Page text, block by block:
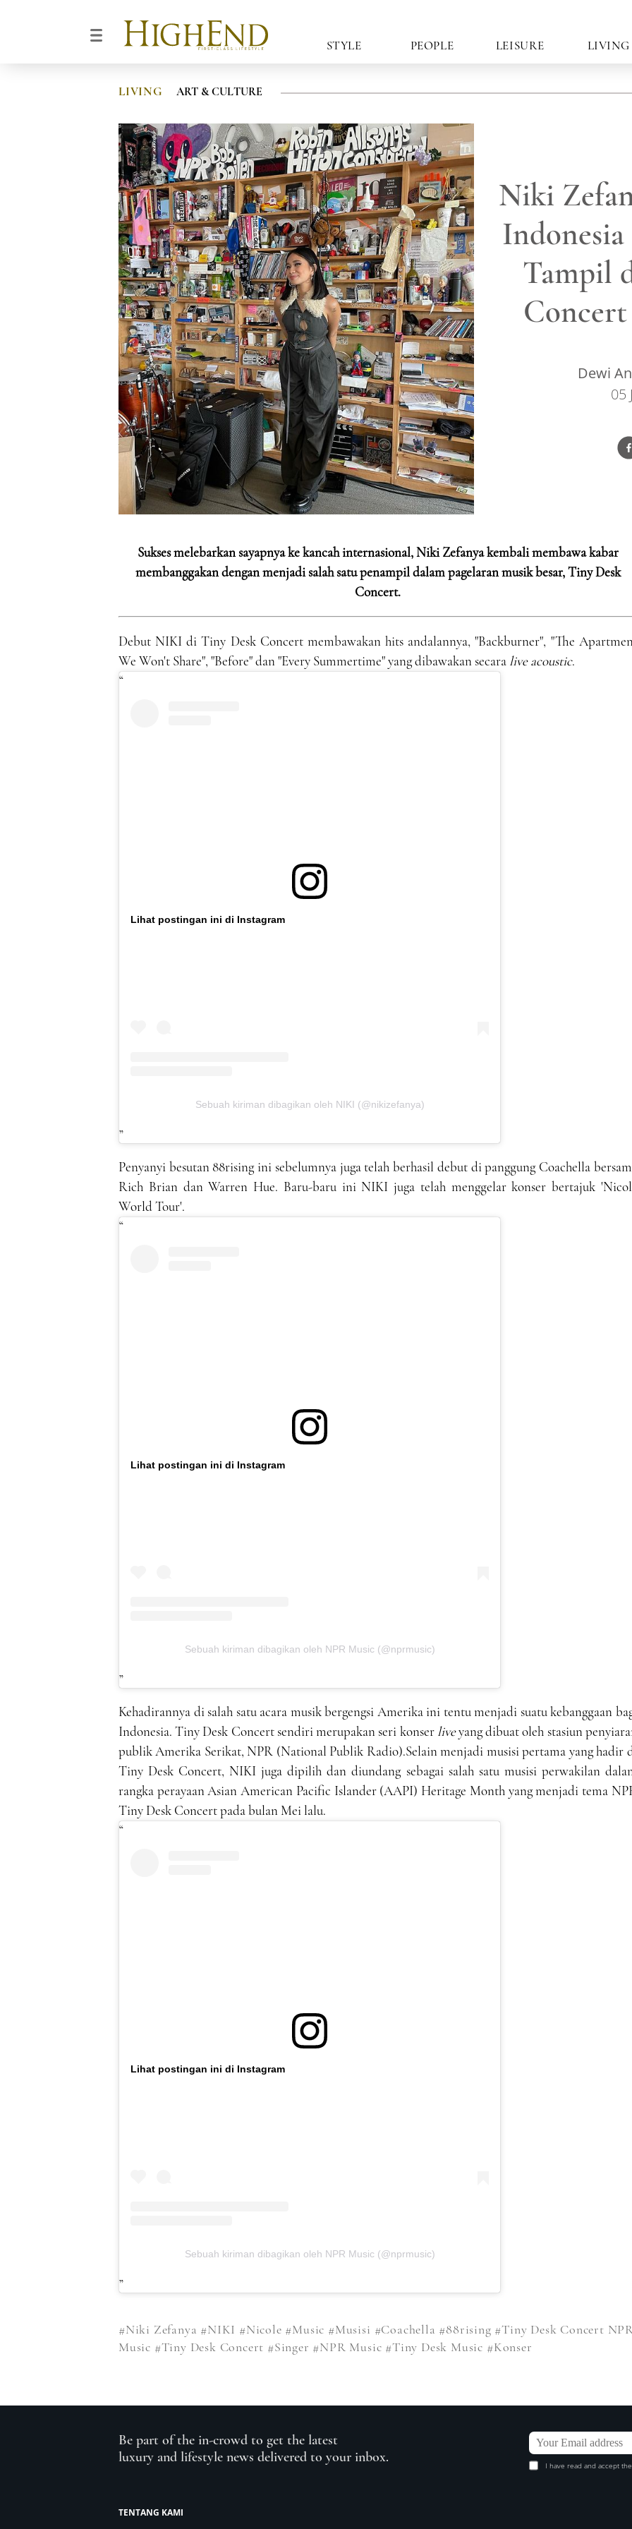
STYLE PEOPLE LEISURE LIVING
LIVING ART & CULTURE
Niki
Tampil
Dewi
05
Sukses melebarkan sayapnya ke kancah internasional, Niki Zefanya kembali membawa kabar
membanggakan dengan menjadi salah satu penampil dalam pagelaran musik besar, Tiny Desk
Concert.
Debut NIKI di Tiny Desk Concert membawakan hits andalannya, "Backburner", "The
We Won't Share", "Before" dan "Every Summertime" yang dibawakan secara live acoustic.
Lihat postingan ini di Instagram
Sebuah kiriman dibagikan oleh NIKI (@nikizefanya)
Penyanyi besutan 88rising ini sebelumnya juga telah berhasil debut di panggung Coachella
Rich Brian dan Warren Hue. Baru-baru ini NIKI juga telah menggelar konser bertajuk
World Tour'.
Lihat postingan ini di Instagram
Sebuah kiriman dibagikan oleh NPR Music (@nprmusic)
Kehadirannya di salah satu acara musik bergengsi Amerika ini tentu menjadi suatu kebanggaan
Indonesia. Tiny Desk Concert sendiri merupakan seri konser liveyang dibuat oleh stasiun
publik Amerika Serikat, NPR (National Publik Radio).Selain menjadi musisi pertama yang hadir
Tiny Desk Concert, NIKI juga dipilih dan diundang sebagai salah satu musisi perwakilan
rangka perayaan Asian American Pacific Islander (AAPI) Heritage Month yang menjadi tema
Tiny Desk Concert pada bulan Mei lalu.
Lihat postingan ini di Instagram
Sebuah kiriman dibagikan oleh NPR Music (@nprmusic)
#Niki Zefanya #NIKI #Nicole #Music #Musisi #Coachella #88rising #Tiny Desk Concert
Music #Tiny Desk Concert #Singer #NPR Music #Tiny Desk Music #Konser
Be part of the in-crowd to get the latest
luxury and lifestyle news delivered to your inbox.
I have read and accept
TENTANG KAMI